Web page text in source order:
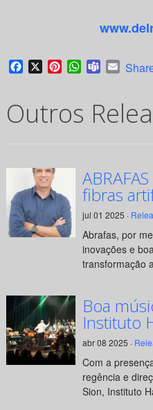
Facebook
X PinterestWhatsApp
TeamsEmail
Outros
fibras
jul 01 2025 ·
Abrafas, por
inovações e
transformação
Boa
Instituto
abr 08 2025 ·
Com a
regência e
Sion, Instituto